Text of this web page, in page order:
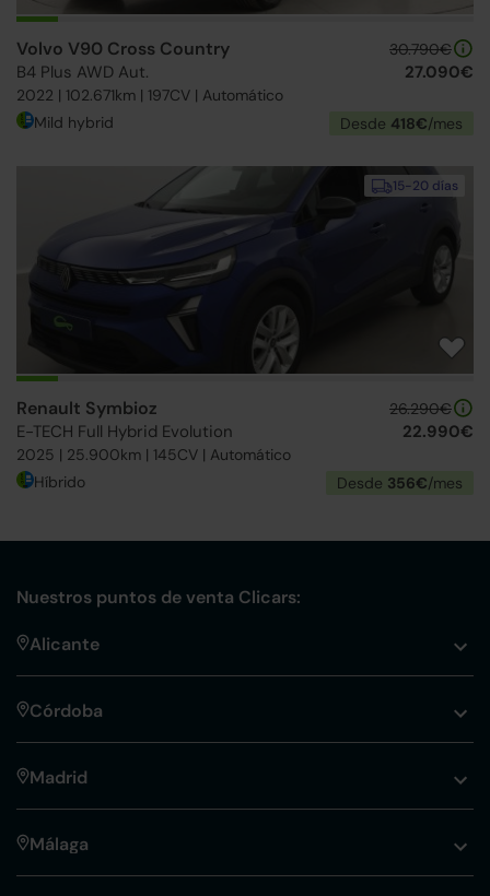
Volvo V90 Cross Country
B4 Plus AWD Aut.
2022 | 102.671km | 197CV | Automático
30.790€
27.090€
Mild hybrid Desde 418€/mes
15-20 días
Renault Symbioz
E-TECH Full Hybrid Evolution
2025 | 25.900km | 145CV | Automático
26.290€
22.990€
Híbrido Desde 356€/mes
Nuestros puntos de venta Clicars:
Alicante
Córdoba
Madrid
Málaga